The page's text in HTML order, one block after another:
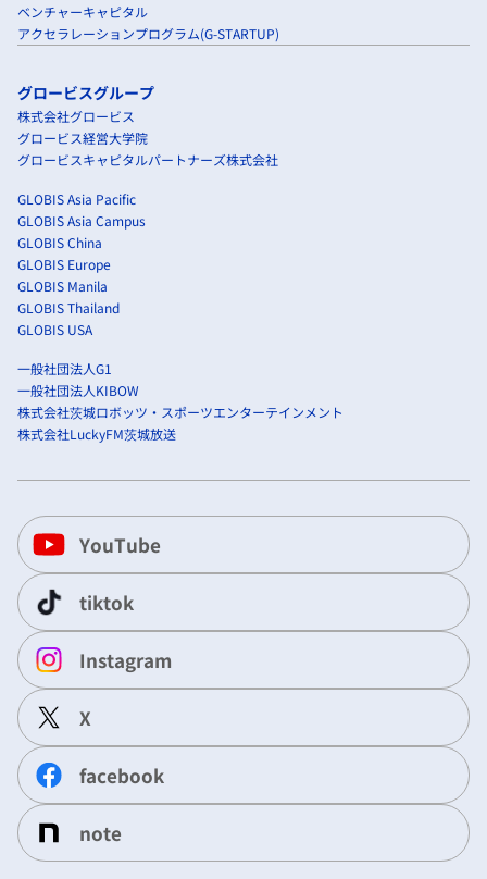
ベンチャーキャピタル
アクセラレーションプログラム(G-STARTUP)
グロービスグループ
株式会社グロービス
グロービス経営大学院
グロービスキャピタルパートナーズ株式会社
GLOBIS Asia Pacific
GLOBIS Asia Campus
GLOBIS China
GLOBIS Europe
GLOBIS Manila
GLOBIS Thailand
GLOBIS USA
一般社団法人G1
一般社団法人KIBOW
株式会社茨城ロボッツ・スポーツエンターテインメント
株式会社LuckyFM茨城放送
YouTube
tiktok
Instagram
X
facebook
note